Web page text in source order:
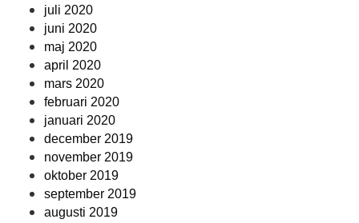
juli 2020
juni 2020
maj 2020
april 2020
mars 2020
februari 2020
januari 2020
december 2019
november 2019
oktober 2019
september 2019
augusti 2019